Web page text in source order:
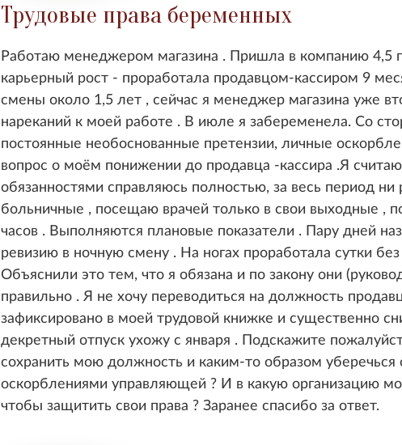
Трудовые права беременных
Работаю менеджером магазина . Пришла в компанию 4,5
карьерный рост - проработала продавцом-кассиром 9
смены около 1,5 лет , сейчас я менеджер магазина уже
нареканий к моей работе . В июле я забеременела. Со
постоянные необоснованные претензии, личные
вопрос о моём понижении до продавца -кассира .Я
обязанностями справляюсь полностью, за весь период ни
больничные , посещаю врачей только в свои выходные ,
часов . Выполняются плановые показатели . Пару дней
ревизию в ночную смену . На ногах проработала сутки
Объяснили это тем, что я обязана и по закону они
правильно . Я не хочу переводиться на должность
зафиксировано в моей трудовой книжке и существенно
декретный отпуск ухожу с января . Подскажите
сохранить мою должность и каким-то образом уберечься
оскорблениями управляющей ? И в какую организацию
чтобы защитить свои права ? Заранее спасибо за ответ.